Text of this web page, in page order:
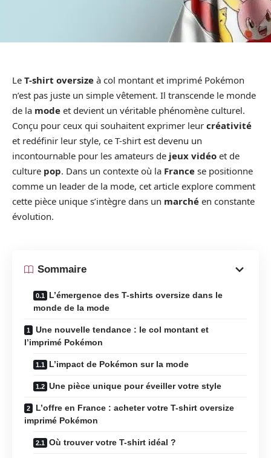
Le T-shirt oversize à col montant et imprimé Pokémon
n’est pas juste un simple vêtement. Il transcende le monde
de la mode et devient un véritable phénomène culturel.
Conçu pour ceux qui souhaitent exprimer leur créativité
et redéfinir leur style, ce T-shirt est devenu un
incontournable pour les amateurs de jeux vidéo et de
culture pop. Dans un contexte où la France se positionne
comme un leader de la mode, cet article explore comment
cette pièce unique s’intègre dans un marché en constante
évolution.
Sommaire
L’émergence des T-shirts oversize dans le
monde de la mode
Une nouvelle tendance : le col montant et
l’imprimé Pokémon
L’impact de Pokémon sur la mode
Une pièce unique pour éveiller votre style
L’offre en France : acheter votre T-shirt oversize
imprimé Pokémon
Où trouver votre T-shirt idéal ?